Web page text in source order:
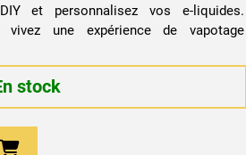
et personnalisez vos e-liquides.
vivez une expérience de vapotage
stock